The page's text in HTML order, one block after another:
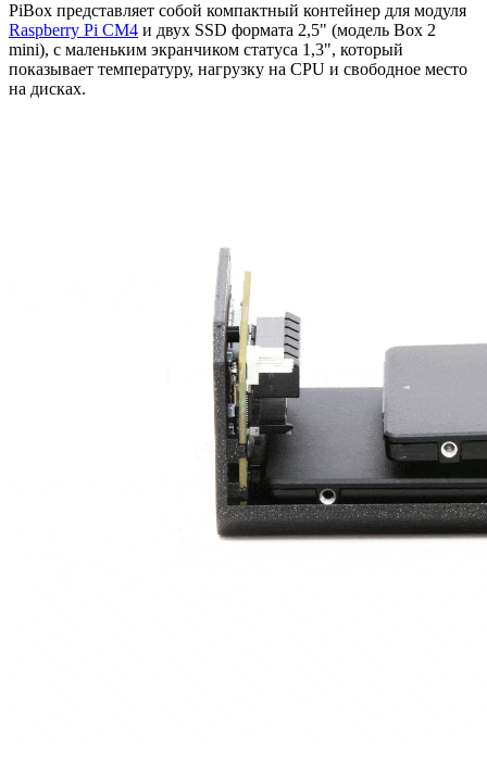
PiBox представляет собой компактный контейнер для модуля
Raspberry Pi CM4 и двух SSD формата 2,5" (модель Box 2
mini), с маленьким экранчиком статуса 1,3", который
показывает температуру, нагрузку на CPU и свободное место
на дисках.